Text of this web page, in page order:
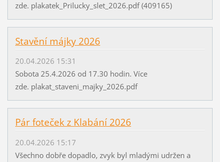
zde. plakatek_Prilucky_slet_2026.pdf (409165)
Stavění májky 2026
20.04.2026 15:31
Sobota 25.4.2026 od 17.30 hodin. Více
zde. plakat_staveni_majky_2026.pdf
Pár foteček z Klabání 2026
20.04.2026 15:17
Všechno dobře dopadlo, zvyk byl mladými udržen a